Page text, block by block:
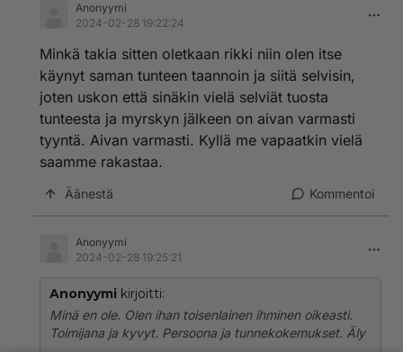
Anonyymi
2024-02-28 19:22:24
Minkä takia sitten oletkaan rikki niin olen itse
käynyt saman tunteen taannoin ja siitä selvisin,
joten uskon että sinäkin vielä selviät tuosta
tunteesta ja myrskyn jälkeen on aivan varmasti
tyyntä. Aivan varmasti. Kyllä me vapaatkin vielä
saamme rakastaa.
Äänestä Kommentoi
Anonyymi
2024-02-28 19:25:21
Anonyymi kirjoitti:
Minä en ole. Olen ihan toisenlainen ihminen oikeasti.
Toimijana ja kyvyt. Persoona ja tunnekokemukset. Äly